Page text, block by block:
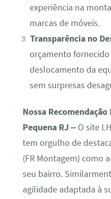
experiência na
marcas de móveis.
Transparência no
orçamento
deslocamento da
sem surpresas
Nossa
Pequena RJ –O site
tem orgulho de
(FR Montagem) como
seu bairro.
agilidade adaptada à